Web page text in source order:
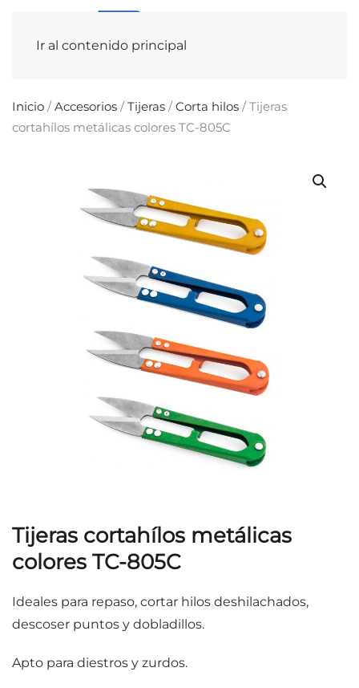
Ir al contenido principal
Inicio /Accesorios /Tijeras /Corta hilos / Tijeras
cortahílos metálicas colores TC-805C
Tijeras cortahílos metálicas
colores TC-805C
Ideales para repaso, cortar hilos deshilachados,
descoser puntos y dobladillos.
Apto para diestros y zurdos.